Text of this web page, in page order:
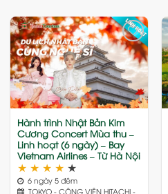
Add
to
wishlist
Hành trình Nhật Bản Kim
Cương Concert Mùa thu –
Linh hoạt (6 ngày) – Bay
Vietnam Airlines – Từ Hà Nội
★ ★ ★ ★ ★
6 ngày 5 đêm
TOKYO - CÔNG VIÊN HITACHI -